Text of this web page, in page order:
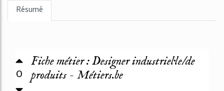
Résumé
0
Fiche métier : Designer industriel·le/de
produits - Métiers.be